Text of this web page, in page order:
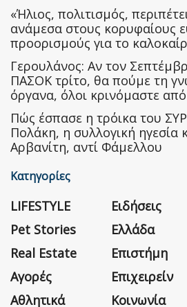
«Ήλιος, πολιτισμός,
ανάμεσα στους κορυφαίους
προορισμούς για το
Γερουλάνος: Αν τον
ΠΑΣΟΚ τρίτο, θα πούμε τη
όργανα, όλοι κρινόμαστε
Πώς έσπασε η τρόικα του
Πολάκη, η συλλογική ηγεσία
Αρβανίτη, αντί Φάμελλου
Κατηγορίες
LIFESTYLE
Pet Stories
Real Estate
Αγορές
Αθλητικά
Ειδήσεις
Ελλάδα
Επιστήμη
Επιχειρείν
Κοινωνία